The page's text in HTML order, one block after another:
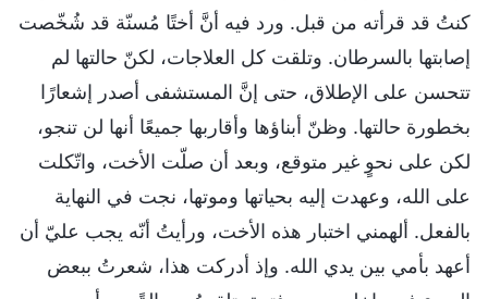
كنتُ قد قرأته من قبل. ورد فيه أنَّ أختًا مُسنّة قد شُخّصت
إصابتها بالسرطان. وتلقت كل العلاجات، لكنّ حالتها لم
تتحسن على الإطلاق، حتى إنَّ المستشفى أصدر إشعارًا
بخطورة حالتها. وظنّ أبناؤها وأقاربها جميعًا أنها لن تنجو،
لكن على نحوٍ غير متوقع، وبعد أن صلّت الأخت، واتّكلت
على الله، وعهدت إليه بحياتها وموتها، نجت في النهاية
بالفعل. ألهمني اختبار هذه الأخت، ورأيتُ أنّه يجب عليّ أن
أعهد بأمي بين يدي الله. وإذ أدركت هذا، شعرتُ ببعض